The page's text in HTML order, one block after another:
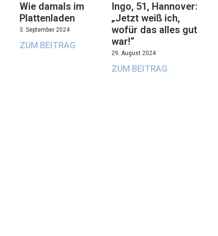
Wie damals im
Plattenladen
3. September 2024
ZUM BEITRAG
Ingo, 51, Hannover:
„Jetzt weiß ich,
wofür das alles gut
war!“
29. August 2024
ZUM BEITRAG